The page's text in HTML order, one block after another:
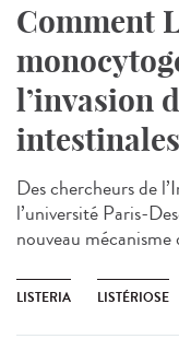
Comment
l’invasion
intestinales
Des chercheurs de
l’université Paris-
nouveau mécanisme
LISTERIA LISTÉRIOSE